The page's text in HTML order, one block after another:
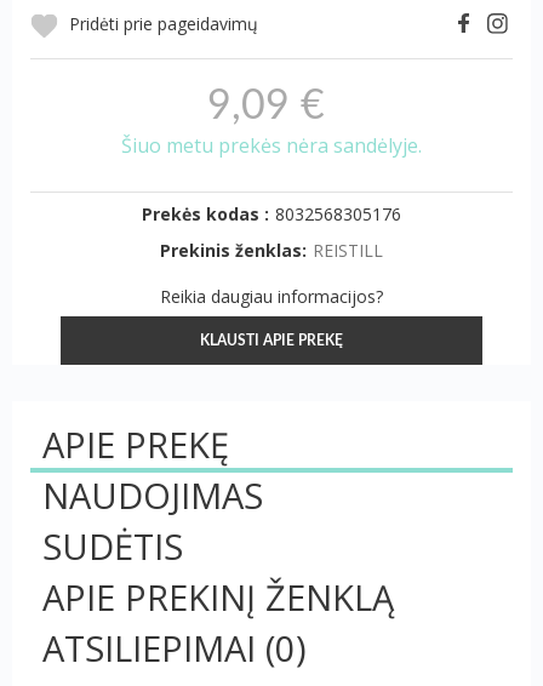
Pridėti prie pageidavimų
9,09 €
Šiuo metu prekės nėra sandėlyje.
Prekės kodas : 8032568305176
Prekinis ženklas: REISTILL
Reikia daugiau informacijos?
KLAUSTI APIE PREKĘ
APIE PREKĘ
NAUDOJIMAS
SUDĖTIS
APIE PREKINĮ ŽENKLĄ
ATSILIEPIMAI (0)